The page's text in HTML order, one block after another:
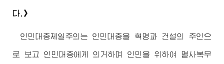
다.》
인민대중제일주의는 인민대중을 혁명과 건설의 주인으
로 보고 인민대중에게 의거하며 인민을 위하여 멸사복무